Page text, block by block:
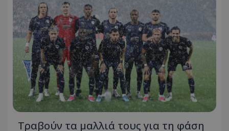
Τραβούν τα μαλλιά τους για τη φάση